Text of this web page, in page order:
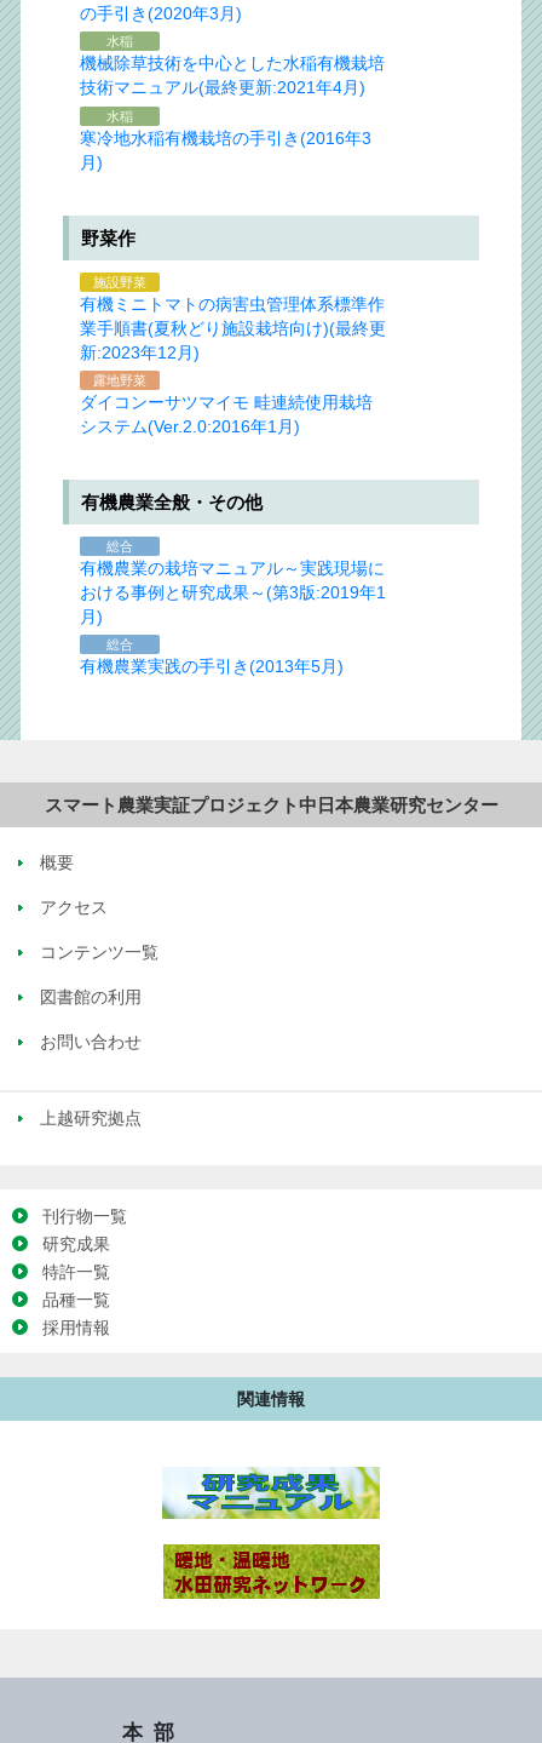
の手引き(2020年3月)
水稲
機械除草技術を中心とした水稲有機栽培
技術マニュアル(最終更新:2021年4月)
水稲
寒冷地水稲有機栽培の手引き(2016年3
月)
野菜作
施設野菜
有機ミニトマトの病害虫管理体系標準作
業手順書(夏秋どり施設栽培向け)(最終更
新:2023年12月)
露地野菜
ダイコンーサツマイモ 畦連続使用栽培
システム(Ver.2.0:2016年1月)
有機農業全般・その他
総合
有機農業の栽培マニュアル～実践現場に
おける事例と研究成果～(第3版:2019年1
月)
総合
有機農業実践の手引き(2013年5月)
中日本農業研究センター
概要
アクセス
コンテンツ一覧
図書館の利用
お問い合わせ
上越研究拠点
刊行物一覧
研究成果
特許一覧
品種一覧
採用情報
関連情報
本部